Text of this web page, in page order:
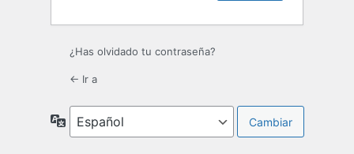
¿Has olvidado tu contraseña?
← Ir a
Idioma